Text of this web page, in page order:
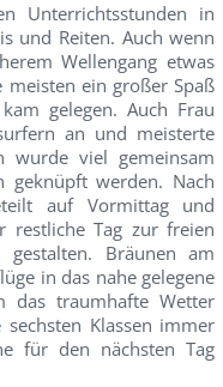
Unterrichtsstunden in
und Reiten. Auch wenn
Wellengang etwas
ein großer Spaß
gelegen. Auch Frau
an und meisterte
wurde viel gemeinsam
geknüpft werden. Nach
auf Vormittag und
restliche Tag zur freien
Bräunen am
in das nahe gelegene
das traumhafte Wetter
Klassen immer
für den nächsten Tag